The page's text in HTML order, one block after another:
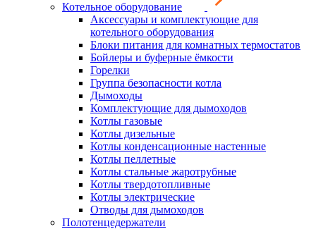
Котельное оборудование
Аксессуары и комплектующие для
котельного оборудования
Блоки питания для комнатных термостатов
Бойлеры и буферные ёмкости
Горелки
Группа безопасности котла
Дымоходы
Комплектующие для дымоходов
Котлы газовые
Котлы дизельные
Котлы конденсационные настенные
Котлы пеллетные
Котлы стальные жаротрубные
Котлы твердотопливные
Котлы электрические
Отводы для дымоходов
Полотенцедержатели